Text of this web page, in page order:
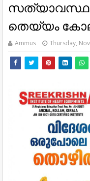
സത്യാവസ്ഥ
തെയ്യം
Ammus Thursday,